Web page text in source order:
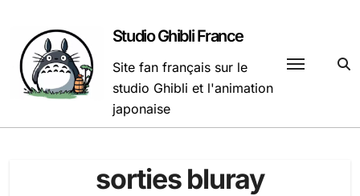
contenu
Studio Ghibli France
Site fan français sur le
studio Ghibli et l'animation
japonaise
sorties bluray